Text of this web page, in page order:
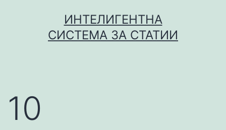
ИНТЕЛИГЕНТНА
СИСТЕМА ЗА СТАТИИ
10